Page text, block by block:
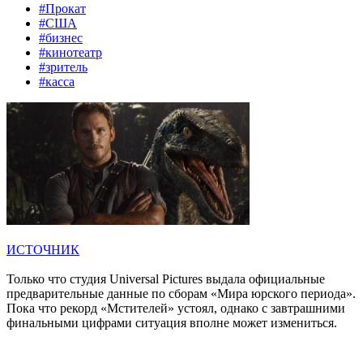
#Прокат
#США
#бизнес
#кинотеатр
#зритель
#касса
ИСТОЧНИК
Только что студия Universal Pictures выдала официальные
предварительные данные по сборам «Мира юрского периода».
Пока что рекорд «Мстителей» устоял, однако с завтрашними
финальными цифрами ситуация вполне может измениться.